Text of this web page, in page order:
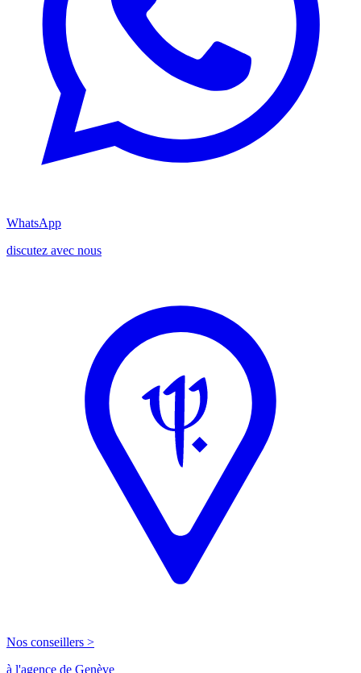
WhatsApp
discutez avec nous
Nos conseillers >
à l'agence de Genève